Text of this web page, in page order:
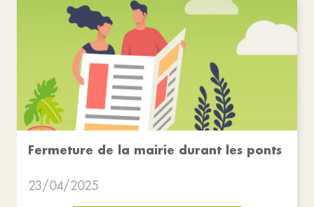
Fermeture de la mairie durant les ponts
23/04/2025